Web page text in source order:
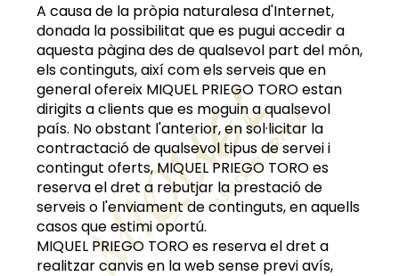
A causa de la pròpia naturalesa d'Internet,
donada la possibilitat que es pugui accedir a
aquesta pàgina des de qualsevol part del món,
els continguts, així com els serveis que en
general ofereix MIQUEL PRIEGO TOROestan
dirigits a clients que es moguin a qualsevol
país. No obstant l'anterior, en sol·licitar la
contractació de qualsevol tipus de servei i
contingut oferts,MIQUEL PRIEGO TOROes
reserva el dret a rebutjar la prestació de
serveis o l'enviament de continguts, en aquells
casos que estimi oportú.
MIQUEL PRIEGO TOROes reserva el dret a
realitzar canvis en la web sense previ avís,